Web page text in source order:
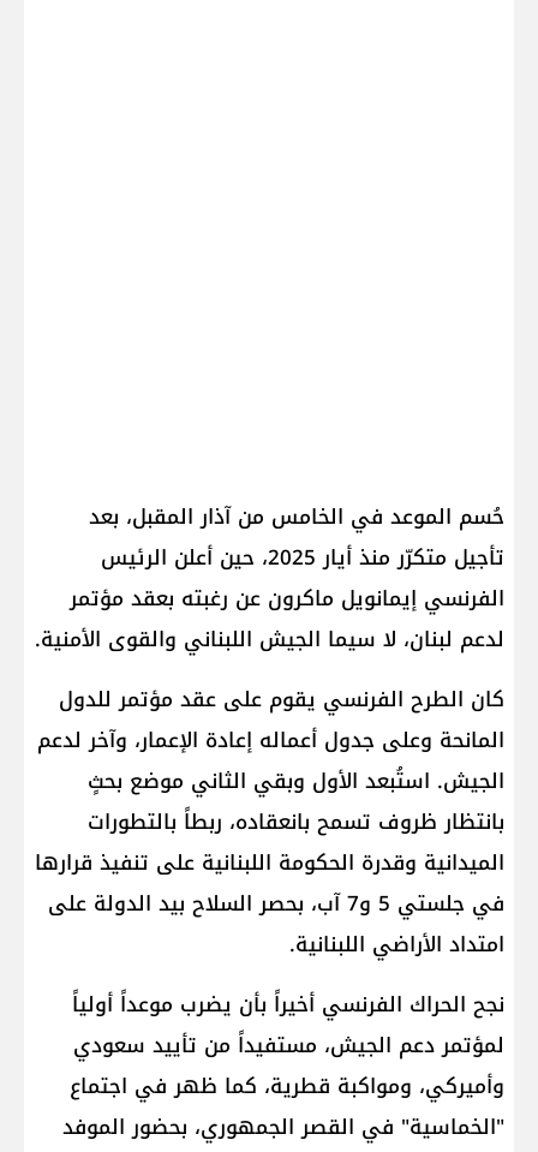
حُسم الموعد في الخامس من آذار المقبل، بعد
تأجيل متكرّر منذ أيار 2025، حين أعلن الرئيس
الفرنسي إيمانويل ماكرون عن رغبته بعقد مؤتمر
لدعم لبنان، لا سيما الجيش اللبناني والقوى الأمنية.
كان الطرح الفرنسي يقوم على عقد مؤتمر للدول
المانحة وعلى جدول أعماله إعادة الإعمار، وآخر لدعم
الجيش. استُبعد الأول وبقي الثاني موضع بحثٍ
بانتظار ظروف تسمح بانعقاده، ربطاً بالتطورات
الميدانية وقدرة الحكومة اللبنانية على تنفيذ قرارها
في جلستي 5 و7 آب، بحصر السلاح بيد الدولة على
امتداد الأراضي اللبنانية.
نجح الحراك الفرنسي أخيراً بأن يضرب موعداً أولياً
لمؤتمر دعم الجيش، مستفيداً من تأييد سعودي
وأميركي، ومواكبة قطرية، كما ظهر في اجتماع
"الخماسية" في القصر الجمهوري، بحضور الموفد